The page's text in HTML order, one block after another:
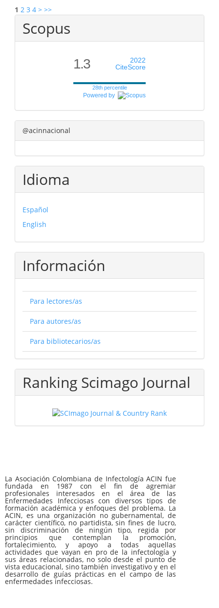
1 2 3 4 > >>
Scopus
1.3
2022
CiteScore
28th percentile
Powered by
@acinnacional
Idioma
Español
English
Información
Para lectores/as
Para autores/as
Para bibliotecarios/as
Ranking Scimago Journal
La Asociación Colombiana de Infectología ACIN fue
fundada en 1987 con el fin de agremiar
profesionales interesados en el área de las
Enfermedades Infecciosas con diversos tipos de
formación académica y enfoques del problema. La
ACIN, es una organización no gubernamental, de
carácter científico, no partidista, sin fines de lucro,
sin discriminación de ningún tipo, regida por
principios que contemplan la promoción,
fortalecimiento, y apoyo a todas aquellas
actividades que vayan en pro de la infectología y
sus áreas relacionadas, no solo desde el punto de
vista educacional, sino también investigativo y en el
desarrollo de guías prácticas en el campo de las
enfermedades infecciosas.